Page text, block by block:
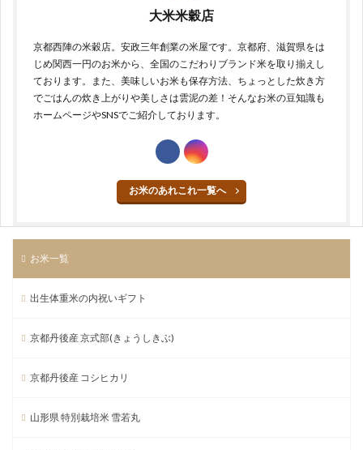
大米米穀店
京都西陣の米穀店。安政三年創業の米屋です。京都府、滋賀県をは
じめ関西一円のお米から、全国のこだわりブランド米を取り揃えし
ております。また、美味しいお米も保存方法、ちょっとした炊き方
でごはんの炊き上がりや美しさは雲泥の差！そんなお米の豆知識も
ホームページやSNSでご紹介しております。
お米のあれこれ一覧へ
お米一覧
出生体重米の内祝いギフト
京都丹後産 京式部(きょうしきぶ)
京都丹後産 コシヒカリ
山形県 特別栽培米 雪若丸